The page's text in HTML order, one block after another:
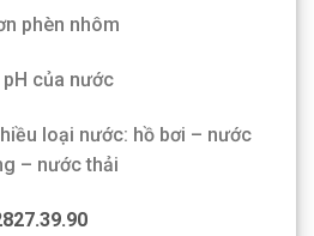
phèn nhôm
của nước
loại nước: hồ bơi – nước
– nước thải